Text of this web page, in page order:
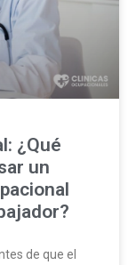
¿Qué
un
de que el